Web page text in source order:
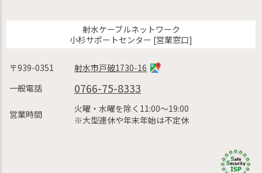
射水ケーブルネットワーク
小杉サポートセンター [営業窓口]
〒939-0351
射水市戸破1730-16
一般電話
0766-75-8333
営業時間
火曜・水曜を除く11:00〜19:00
※大型連休や年末年始は不定休